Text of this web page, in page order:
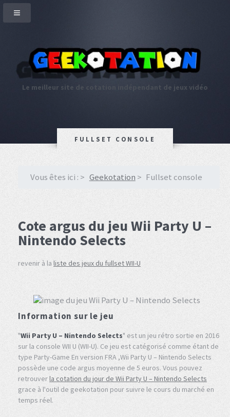
Le meilleur site de cotation indépendant de jeux vidéo
FULLSET CONSOLE
Vous êtes ici : Geekotation Fullset console
Cote argus du jeu Wii Party U –
Nintendo Selects
revenir à la liste des jeux du fullset WII-U
Information sur le jeu
"Wii Party U – Nintendo Selects" est un jeu rétro sortie en 2016
sur la console WII U (WII-U). Ce jeu est catégorisé comme étant de
type Party-Game En version FRA ,Wii Party U – Nintendo Selects
possède une code argus moyenne de 5 euros. Vous pouvez
retrouverla cotation du jour de Wii Party U – Nintendo Selects
grace à l'outil de geekotation pour suivre le cours du marché en
temps réel.